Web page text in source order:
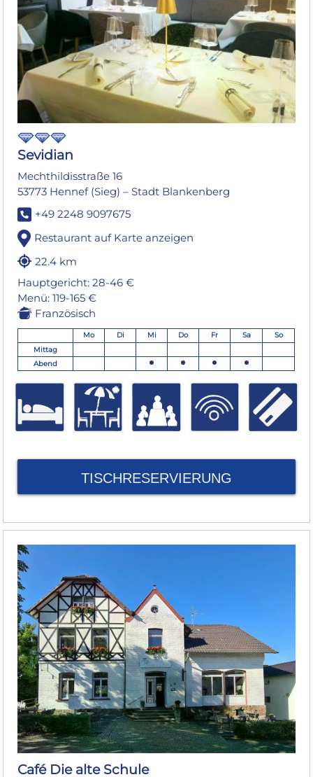
Sevidian
Mechthildisstraße 16
53773 Hennef (Sieg) – Stadt Blankenberg
+49 2248 9097675
Restaurant auf Karte anzeigen
22.4 km
Hauptgericht: 28-46 €
Menü: 119-165 €
Französisch
Mo Di Mi Do Fr Sa
So
Mittag
Abend
TISCHRESERVIERUNG
Café Die alte Schule